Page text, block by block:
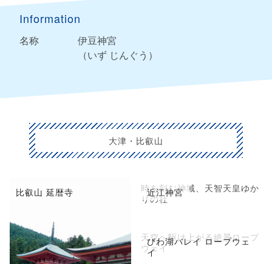
Information
名称
伊豆神宮
（いず じんぐう）
大津・比叡山
比叡山 延暦寺 近江神宮
時を刻む神域、天智天皇ゆか
りの社
びわ湖バレイ ロープウェ
イ
天空へ駆け上がる絶景ロープ
ウェイ